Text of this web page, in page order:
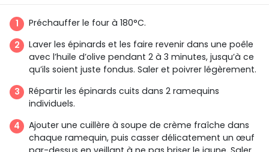
Préchauffer le four à 180°C.
Laver les épinards et les faire revenir dans une poêle
avec l’huile d’olive pendant 2 à 3 minutes, jusqu’à ce
qu’ils soient juste fondus. Saler et poivrer légèrement.
Répartir les épinards cuits dans 2 ramequins
individuels.
Ajouter une cuillère à soupe de crème fraîche dans
chaque ramequin, puis casser délicatement un œuf